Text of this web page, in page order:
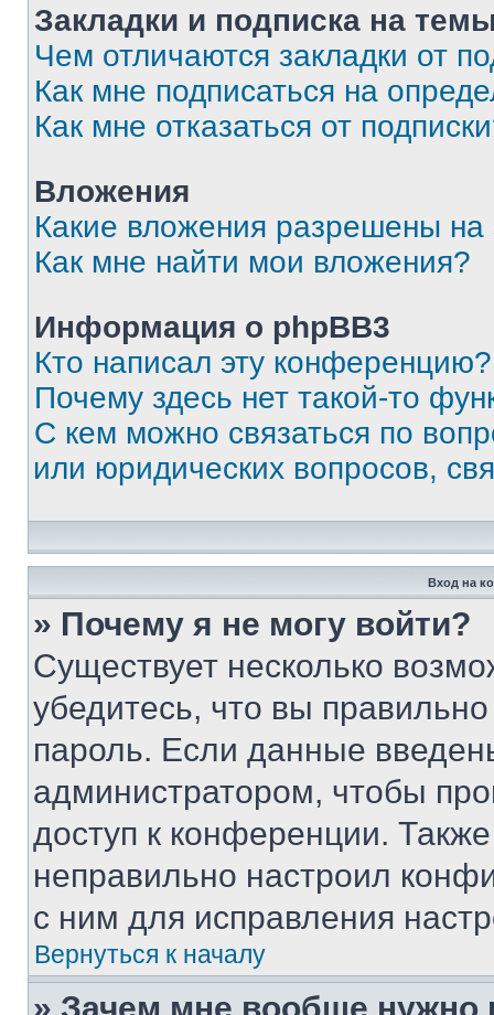
Закладки и подписка на
Чем отличаются закладки от
Как мне подписаться на
Как мне отказаться от
Вложения
Какие вложения разрешены
Как мне найти мои вложения?
Информация о phpBB3
Кто написал эту конференцию?
Почему здесь нет такой-то
С кем можно связаться по
или юридических вопросов,
Вход на
» Почему я не могу войти?
Существует несколько
убедитесь, что вы
пароль. Если данные
администратором, чтобы
доступ к конференции.
неправильно настроил
с ним для исправления
Вернуться к началу